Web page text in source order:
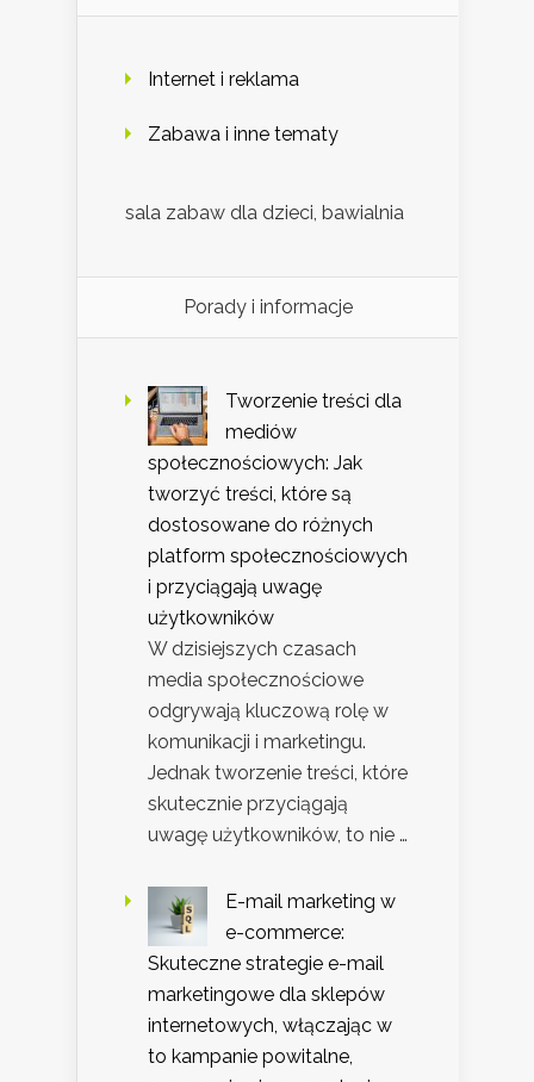
Internet i reklama
Zabawa i inne tematy
sala zabaw dla dzieci, bawialnia
Porady i informacje
Tworzenie treści dla
mediów
społecznościowych: Jak
tworzyć treści, które są
dostosowane do różnych
platform społecznościowych
i przyciągają uwagę
użytkowników
W dzisiejszych czasach
media społecznościowe
odgrywają kluczową rolę w
komunikacji i marketingu.
Jednak tworzenie treści, które
skutecznie przyciągają
uwagę użytkowników, to nie …
E-mail marketing w
e-commerce:
Skuteczne strategie e-mail
marketingowe dla sklepów
internetowych, włączając w
to kampanie powitalne,